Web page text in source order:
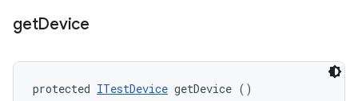
getDevice
protected ITestDevice getDevice ()